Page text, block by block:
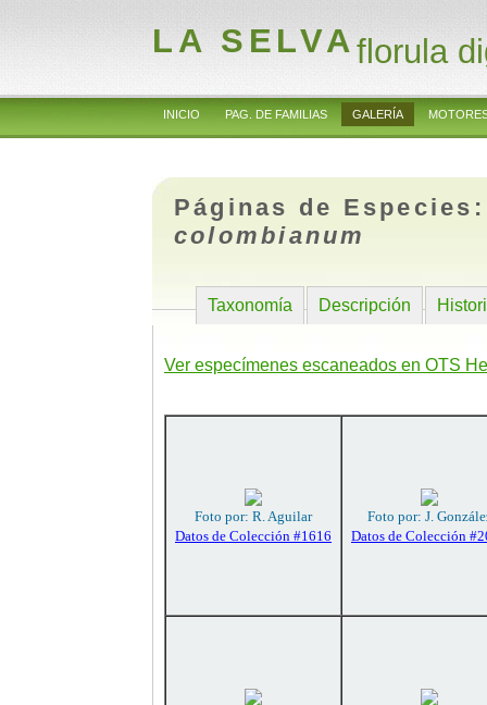
LA SELVAflorula
INICIO PAG. DE FAMILIAS GALERÍA
Páginas de
colombianum
Taxonomía Descripción
Ver especímenes escaneados en OTS
Foto por: R. Aguilar
Datos de Colección #1616
Foto por: J.
Datos de Colección